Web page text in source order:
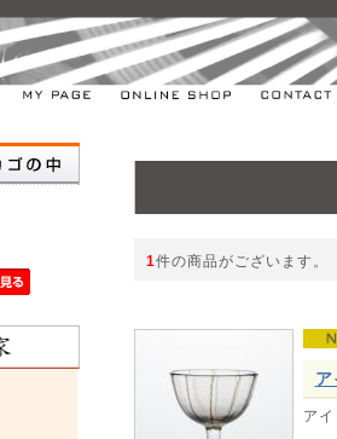
1件の商品がございます。
ア